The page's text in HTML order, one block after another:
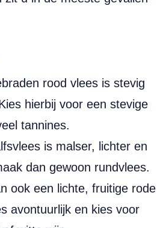
rood vlees is stevig
hierbij voor een stevige
tannines.
is malser, lichter en
dan gewoon rundvlees.
ook een lichte, fruitige rode
avontuurlijk en kies voor